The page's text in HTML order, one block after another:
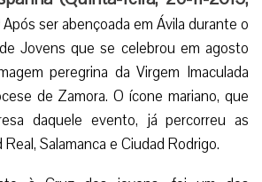
Após ser abençoada em Ávila durante o
Jovens que se celebrou em agosto
peregrina da Virgem Imaculada
de Zamora. O ícone mariano, que
daquele evento, já percorreu as
Salamanca e Ciudad Rodrigo.